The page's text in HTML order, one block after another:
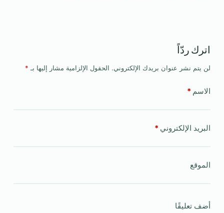
اترك ردّاً
لن يتم نشر عنوان بريدك الإلكتروني. الحقول الإلزامية مشار إليها بـ *
الاسم *
البريد الإلكتروني *
الموقع
أضف تعليقًا